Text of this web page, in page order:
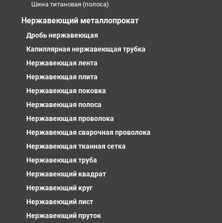
Шина титановая (полоса)
Нержавеющий металлопрокат
Дробь нержавеющая
Капиллярная нержавеющая трубка
Нержавеющая лента
Нержавеющая плита
Нержавеющая поковка
Нержавеющая полоса
Нержавеющая проволока
Нержавеющая сварочная проволока
Нержавеющая тканная сетка
Нержавеющая труба
Нержавеющий квадрат
Нержавеющий круг
Нержавеющий лист
Нержавеющий пруток